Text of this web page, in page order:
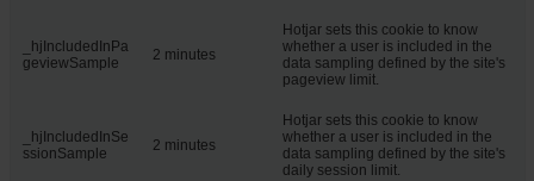
_hjIncludedInPa
geviewSample
2 minutes
Hotjar sets this cookie to know
whether a user is included in the
data sampling defined by the site's
pageview limit.
_hjIncludedInSe
ssionSample
2 minutes
Hotjar sets this cookie to know
whether a user is included in the
data sampling defined by the site's
daily session limit.